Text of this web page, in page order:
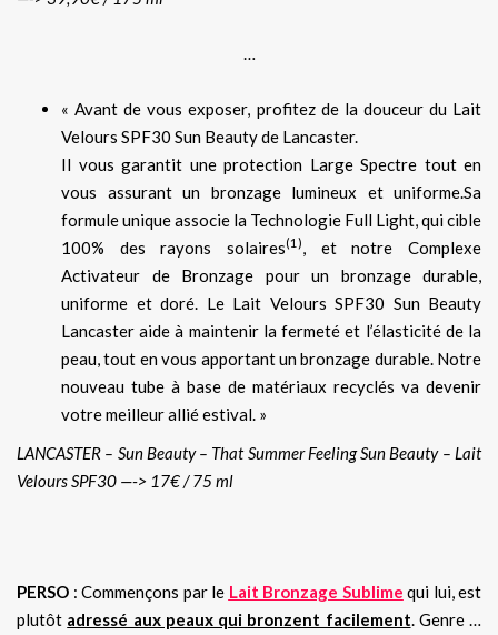
…
« Avant de vous exposer, profitez de la douceur du Lait
Velours SPF30 Sun Beauty de Lancaster.
Il vous garantit une protection Large Spectre tout en
vous assurant un bronzage lumineux et uniforme.Sa
formule unique associe la Technologie Full Light, qui cible
100% des rayons solaires(1), et notre Complexe
Activateur de Bronzage pour un bronzage durable,
uniforme et doré. Le Lait Velours SPF30 Sun Beauty
Lancaster aide à maintenir la fermeté et l’élasticité de la
peau, tout en vous apportant un bronzage durable. Notre
nouveau tube à base de matériaux recyclés va devenir
votre meilleur allié estival. »
LANCASTER – Sun Beauty – That Summer Feeling Sun Beauty – Lait
Velours SPF30 —-> 17€ / 75 ml
PERSO : Commençons par le Lait Bronzage Sublime qui lui, est
plutôt adressé aux peaux qui bronzent facilement. Genre …